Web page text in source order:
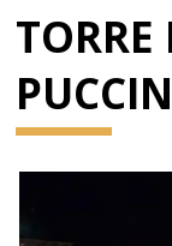
TORRE